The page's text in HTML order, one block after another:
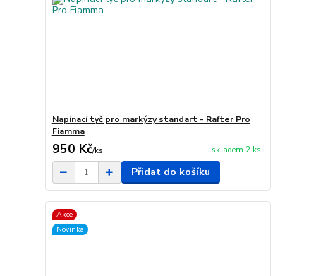
Napínací tyč pro markýzy standart - Rafter Pro
Fiamma
950 Kč/ks skladem 2 ks
Přidat do košíku
Akce
Novinka